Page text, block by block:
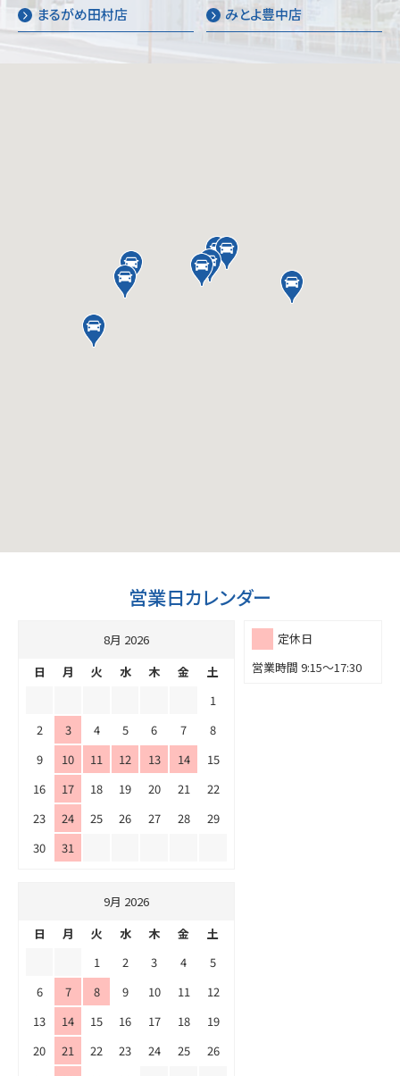
まるがめ田村店 みとよ豊中店
営業日カレンダー
定休日
営業時間 9:15～17:30
8月 2026
日
月 火 水 木 金
土
1
2
3 4 5 6 7
8
9
10 11 12 13 14
15
16
17 18 19 20 21
22
23
24 25 26 27 28
29
30
31
9月 2026
日
月 火 水 木 金
土
1
2 3 4
5
6
7 8 9 10 11
12
13
14 15 16 17 18
19
20
21 22 23 24 25
26